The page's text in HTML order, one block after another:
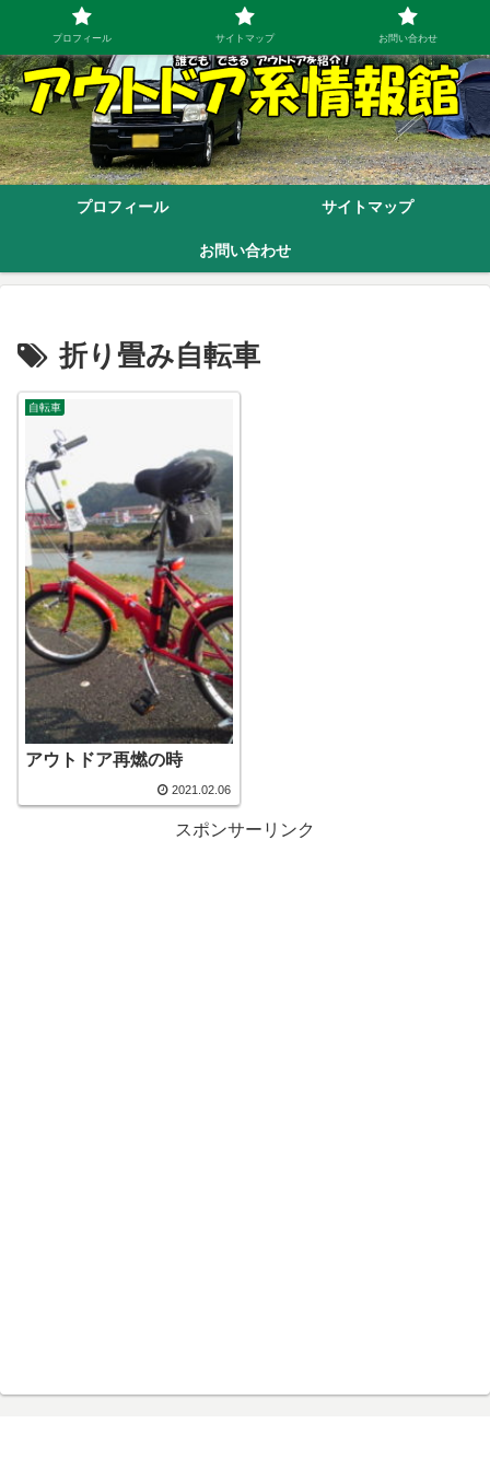
プロフィール サイトマップ
お問い合わせ
折り畳み自転車
自転車
アウトドア再燃の時
2021.02.06
スポンサーリンク
プロフィール サイトマップ お問い合わせ